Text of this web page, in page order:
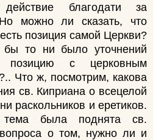
благодати за
можно ли сказать, что
позиция самой Церкви?
то ни было уточнений
позицию с церковным
Что ж, посмотрим, какова
св. Киприана о всецелой
раскольников и еретиков.
была поднята св.
о том, нужно ли и